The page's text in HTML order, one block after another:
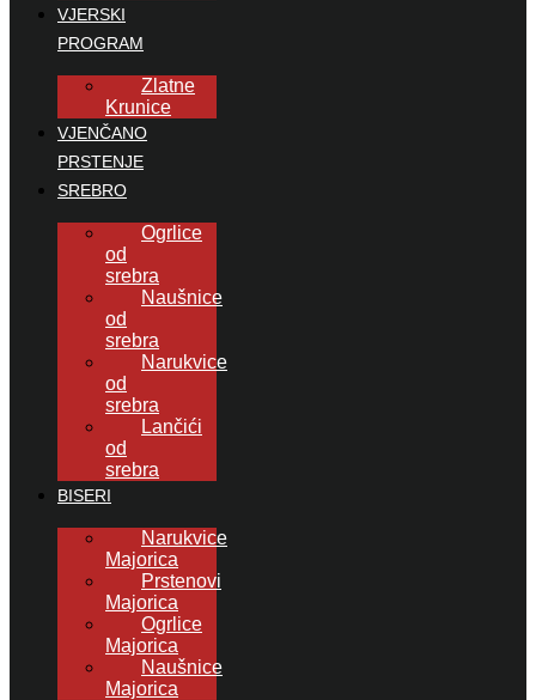
VJERSKI
PROGRAM
Zlatne
Krunice
VJENČANO
PRSTENJE
SREBRO
Ogrlice
od
srebra
Naušnice
od
srebra
Narukvice
od
srebra
Lančići
od
srebra
BISERI
Narukvice
Majorica
Prstenovi
Majorica
Ogrlice
Majorica
Naušnice
Majorica